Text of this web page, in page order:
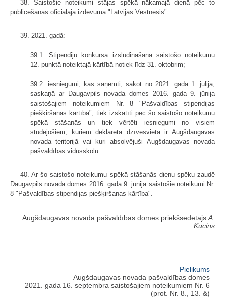
38. Saistošie noteikumi stājas spēkā nākamajā dienā pēc to
publicēšanas oficiālajā izdevumā "Latvijas Vēstnesis".
39. 2021. gadā:
39.1. Stipendiju konkursa izsludināšana saistošo noteikumu
12. punktā noteiktajā kārtībā notiek līdz 31. oktobrim;
39.2. iesniegumi, kas saņemti, sākot no 2021. gada 1. jūlija,
saskaņā ar Daugavpils novada domes 2016. gada 9. jūnija
saistošajiem noteikumiem Nr. 8 "Pašvaldības stipendijas
piešķiršanas kārtība", tiek izskatīti pēc šo saistošo noteikumu
spēkā stāšanās un tiek vērtēti iesniegumi no visiem
studējošiem, kuriem deklarētā dzīvesvieta ir Augšdaugavas
novada teritorijā vai kuri absolvējuši Augšdaugavas novada
pašvaldības vidusskolu.
40. Ar šo saistošo noteikumu spēkā stāšanās dienu spēku zaudē
Daugavpils novada domes 2016. gada 9. jūnija saistošie noteikumi Nr.
8 "Pašvaldības stipendijas piešķiršanas kārtība".
Augšdaugavas novada pašvaldības domes priekšsēdētājs A.
Kucins
Pielikums
Augšdaugavas novada pašvaldības domes
2021. gada 16. septembra saistošajiem noteikumiem Nr. 6
(prot. Nr. 8., 13. &)